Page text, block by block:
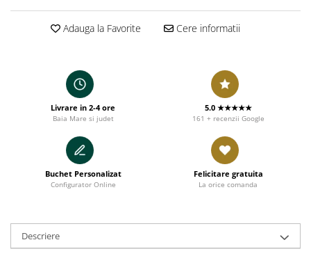
Adauga la Favorite Cere informatii
Livrare in 2-4 ore
Baia Mare si judet
5.0 ★★★★★
161 + recenzii Google
Buchet Personalizat
Configurator Online
Felicitare gratuita
La orice comanda
Descriere